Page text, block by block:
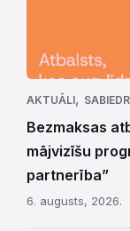
AKTUĀLI,
Bezmaksas
mājvizīšu
partnerība”
6. augusts, 2026.